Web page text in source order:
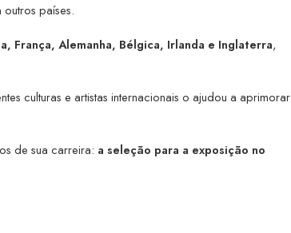
países.
França, Alemanha, Bélgica, Irlanda e Inglaterra,
culturas e artistas internacionais o ajudou a aprimorar
de sua carreira: a seleção para a exposição no